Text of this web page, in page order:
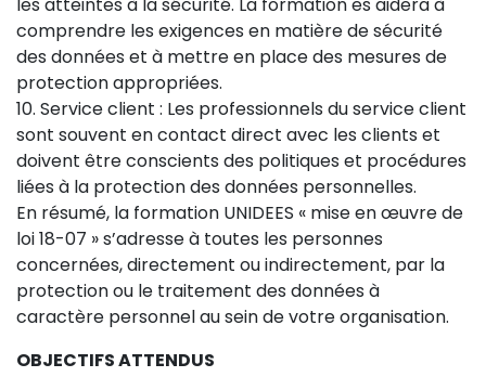
les atteintes à la sécurité. La formation es aidera à
comprendre les exigences en matière de sécurité
des données et à mettre en place des mesures de
protection appropriées.
10. Service client : Les professionnels du service client
sont souvent en contact direct avec les clients et
doivent être conscients des politiques et procédures
liées à la protection des données personnelles.
En résumé, la formation UNIDEES « mise en œuvre de
loi 18-07 » s’adresse à toutes les personnes
concernées, directement ou indirectement, par la
protection ou le traitement des données à
caractère personnel au sein de votre organisation.
OBJECTIFS ATTENDUS